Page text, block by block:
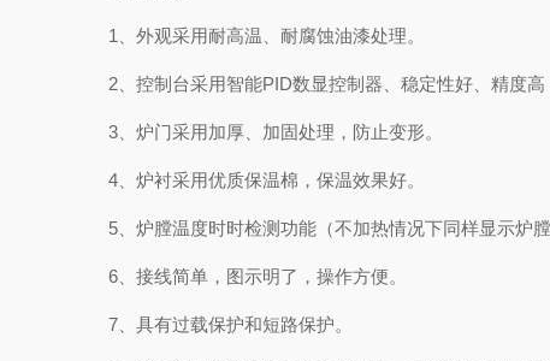
1、外观采用耐高温、耐腐蚀油漆处理。
2、控制台采用智能PID数显控制器、稳定性好、精度高
3、炉门采用加厚、加固处理，防止变形。
4、炉衬采用优质保温棉，保温效果好。
5、炉膛温度时时检测功能（不加热情况下同样显示炉膛
6、接线简单，图示明了，操作方便。
7、具有过载保护和短路保护。